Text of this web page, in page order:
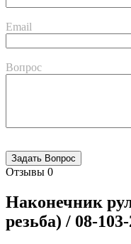
Email
Вопрос
Отзывы 0
Наконечник
резьба) / 08-